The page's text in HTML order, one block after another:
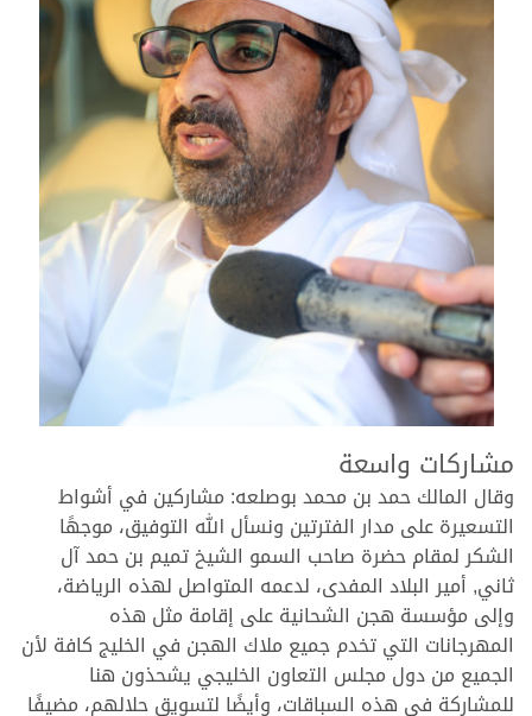
مشاركات واسعة
وقال المالك حمد بن محمد بوصلعه: مشاركين في أشواط
التسعيرة على مدار الفترتين ونسأل الله التوفيق، موجهًا
الشكر لمقام حضرة صاحب السمو الشيخ تميم بن حمد آل
ثاني, أمير البلاد المفدى، لدعمه المتواصل لهذه الرياضة،
وإلى مؤسسة هجن الشحانية على إقامة مثل هذه
المهرجانات التي تخدم جميع ملاك الهجن في الخليج كافة لأن
الجميع من دول مجلس التعاون الخليجي يشحذون هنا
للمشاركة في هذه السباقات، وأيضًا لتسويق حلالهم، مضيفًا